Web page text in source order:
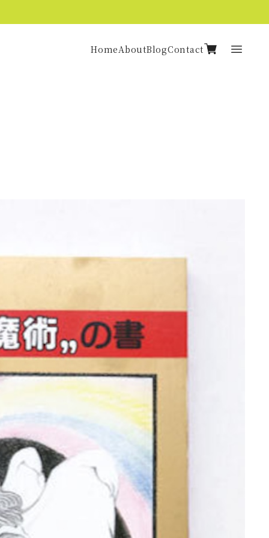
HomeAboutBlogContact